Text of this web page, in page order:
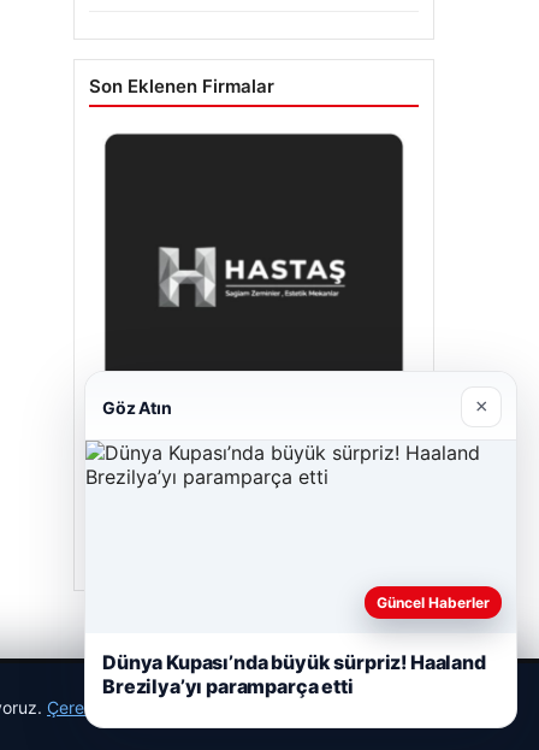
Son Eklenen Firmalar
Prenses Night Club
Çerez Politikamız
Göz Atın ×
Güncel Haberler
Dünya Kupası’nda büyük sürpriz! Haaland
Brezilya’yı paramparça etti